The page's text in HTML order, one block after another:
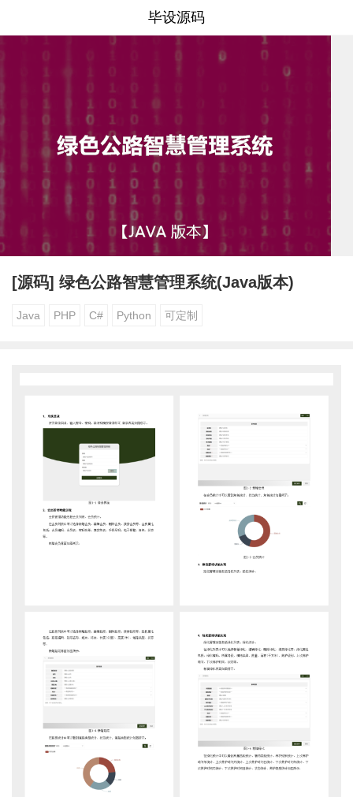
毕设源码
[源码] 绿色公路智慧管理系统(Java版本)
Java PHP C# Python 可定制